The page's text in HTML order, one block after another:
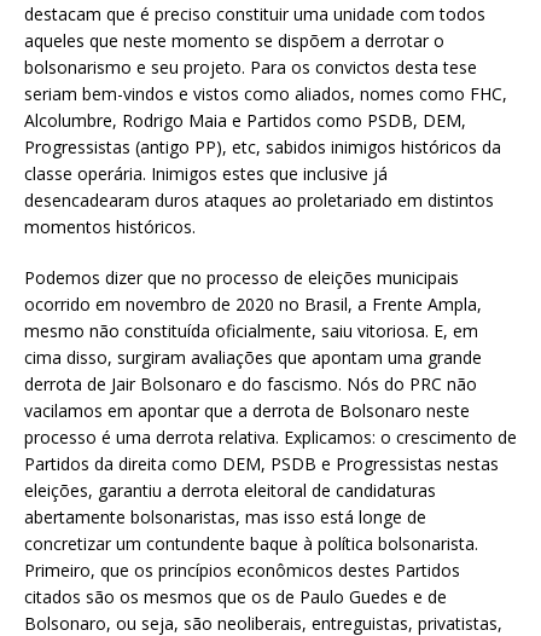
destacam que é preciso constituir uma unidade com todos
aqueles que neste momento se dispõem a derrotar o
bolsonarismo e seu projeto. Para os convictos desta tese
seriam bem-vindos e vistos como aliados, nomes como FHC,
Alcolumbre, Rodrigo Maia e Partidos como PSDB, DEM,
Progressistas (antigo PP), etc, sabidos inimigos históricos da
classe operária. Inimigos estes que inclusive já
desencadearam duros ataques ao proletariado em distintos
momentos históricos.
Podemos dizer que no processo de eleições municipais
ocorrido em novembro de 2020 no Brasil, a Frente Ampla,
mesmo não constituída oficialmente, saiu vitoriosa. E, em
cima disso, surgiram avaliações que apontam uma grande
derrota de Jair Bolsonaro e do fascismo. Nós do PRC não
vacilamos em apontar que a derrota de Bolsonaro neste
processo é uma derrota relativa. Explicamos: o crescimento de
Partidos da direita como DEM, PSDB e Progressistas nestas
eleições, garantiu a derrota eleitoral de candidaturas
abertamente bolsonaristas, mas isso está longe de
concretizar um contundente baque à política bolsonarista.
Primeiro, que os princípios econômicos destes Partidos
citados são os mesmos que os de Paulo Guedes e de
Bolsonaro, ou seja, são neoliberais, entreguistas, privatistas,